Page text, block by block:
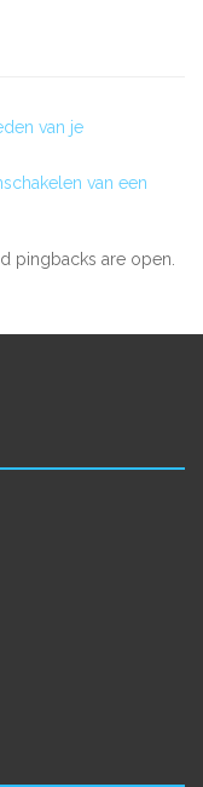
van je
van een
pingbacks are open.